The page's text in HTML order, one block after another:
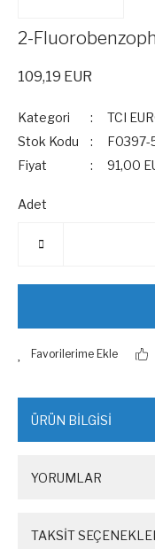
2-
109,19 EUR
Kategori
TCI
Stok Kodu
F0397-
Fiyat
91,00
Adet
ÜRÜN BİLGİSİ
YORUMLAR
TAKSİT